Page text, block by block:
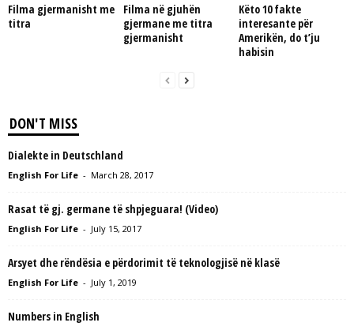
Filma gjermanisht me
titra
Filma në gjuhën
gjermane me titra
gjermanisht
Këto 10 fakte
interesante për
Amerikën, do t’ju
habisin
DON'T MISS
Dialekte in Deutschland
English For Life - March 28, 2017
Rasat të gj. germane të shpjeguara! (Video)
English For Life - July 15, 2017
Arsyet dhe rëndësia e përdorimit të teknologjisë në klasë
English For Life - July 1, 2019
Numbers in English